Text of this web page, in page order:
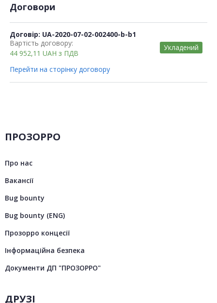
Договори
Договір: UA-2020-07-02-002400-b-b1
Вартість договору:
44 952,11 UAH з ПДВ
Укладений
Перейти на сторінку договору
ПРОЗОРРО
Про нас
Вакансії
Bug bounty
Bug bounty (ENG)
Прозорро концесії
Інформаційна безпека
Документи ДП "ПРОЗОРРО"
ДРУЗІ